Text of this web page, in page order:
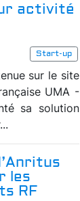
activité
Start-up
sur le site
UMA -
sa solution
les
RF